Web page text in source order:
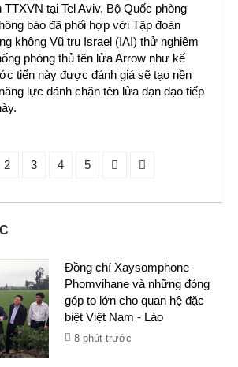
TTXVN tại Tel Aviv, Bộ Quốc phòng
báo đã phối hợp với Tập đoàn
không Vũ trụ Israel (IAI) thử nghiệm
phòng thủ tên lửa Arrow như kế
tiến này được đánh giá sẽ tạo nền
lực đánh chặn tên lửa đạn đạo tiếp
2 3 4 5
Đồng chí Xaysomphone
Phomvihane và những đóng
góp to lớn cho quan hệ đặc
biệt Việt Nam - Lào
8 phút trước